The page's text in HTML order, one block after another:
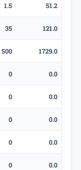
1.5 51.2
35 121.0
500 1729.0
0 0.0
0 0.0
0 0.0
0 0.0
0 0.0